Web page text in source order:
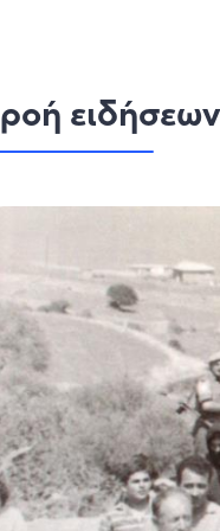
ροή ειδήσεων